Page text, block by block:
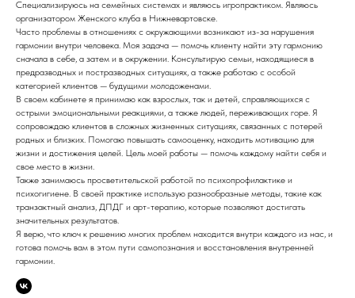
Специализируюсь на семейных системах и являюсь игропрактиком. Являюсь
организатором Женского клуба в Нижневартовске.
Часто проблемы в отношениях с окружающими возникают из-за нарушения
гармонии внутри человека. Моя задача — помочь клиенту найти эту гармонию
сначала в себе, а затем и в окружении. Консультирую семьи, находящиеся в
предразводных и постразводных ситуациях, а также работаю с особой
категорией клиентов — будущими молодоженами.
В своем кабинете я принимаю как взрослых, так и детей, справляющихся с
острыми эмоциональными реакциями, а также людей, переживающих горе. Я
сопровождаю клиентов в сложных жизненных ситуациях, связанных с потерей
родных и близких. Помогаю повышать самооценку, находить мотивацию для
жизни и достижения целей. Цель моей работы — помочь каждому найти себя и
свое место в жизни.
Также занимаюсь просветительской работой по психопрофилактике и
психогигиене. В своей практике использую разнообразные методы, такие как
транзактный анализ, ДПДГ и арт-терапию, которые позволяют достигать
значительных результатов.
Я верю, что ключ к решению многих проблем находится внутри каждого из нас, и
готова помочь вам в этом пути самопознания и восстановления внутренней
гармонии.